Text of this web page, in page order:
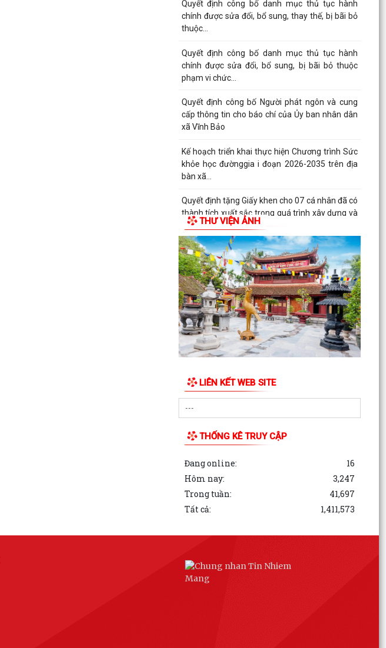
Quyết định công bố danh mục thủ tục hành
chính được sửa đổi, bổ sung, thay thế, bị bãi bỏ
thuộc...
Quyết định công bố danh mục thủ tục hành
chính được sửa đổi, bổ sung, bị bãi bỏ thuộc
phạm vi chức...
Quyết định công bố Người phát ngôn và cung
cấp thông tin cho báo chí của Ủy ban nhân dân
xã Vĩnh Bảo
Kế hoạch triển khai thực hiện Chương trình Sức
khỏe học đườnggia i đoạn 2026-2035 trên địa
bàn xã...
Quyết định tặng Giấy khen cho 07 cá nhân đã có
thành tích xuất sắc trong quá trình xây dựng và
phát...
Thông báo tuyển chọn thực tập sinh nữ đi thực
tập kỹ thuật tại Nhật Bản đợt II năm 2026
THƯ VIỆN ẢNH
LIÊN KẾT WEB SITE
THỐNG KÊ TRUY CẬP
Đang online:
16
Hôm nay:
3,247
Trong tuần:
41,697
Tất cả:
1,411,573